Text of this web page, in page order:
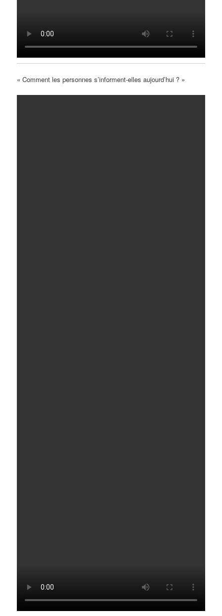
« Comment les personnes s’informent-elles aujourd’hui ? »